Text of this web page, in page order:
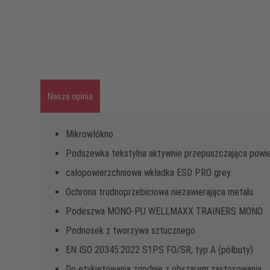
Nasza opinia
Mikrowłókno
Podszewka tekstylna aktywnie przepuszczająca
całopowierzchniowa wkładka ESD PRO grey
Ochrona trudnoprzebiciowa niezawierająca metalu
Podeszwa MONO-PU WELLMAXX TRAINERS MONO
Podnosek z tworzywa sztucznego
EN ISO 20345:2022 S1PS FO/SR, typ A (półbuty)